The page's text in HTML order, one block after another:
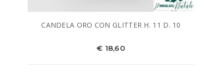
CANDELA ORO CON GLITTER H. 11 D. 10
€ 18,60